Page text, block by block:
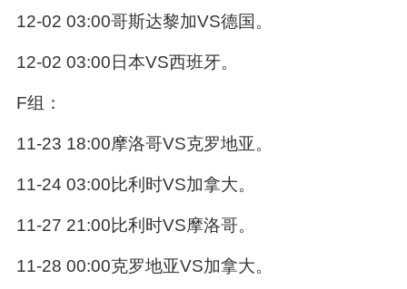
12-02 03:00哥斯达黎加VS德国。
12-02 03:00日本VS西班牙。
F组：
11-23 18:00摩洛哥VS克罗地亚。
11-24 03:00比利时VS加拿大。
11-27 21:00比利时VS摩洛哥。
11-28 00:00克罗地亚VS加拿大。